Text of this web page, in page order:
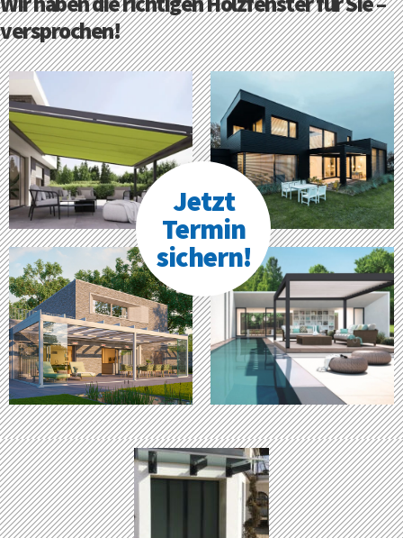
versprochen!
Jetzt
Termin
sichern!